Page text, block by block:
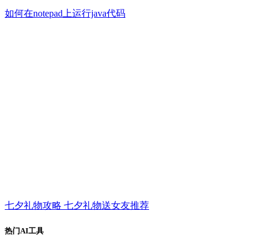
如何在notepad上运行java代码
七夕礼物攻略 七夕礼物送女友推荐
热门AI工具